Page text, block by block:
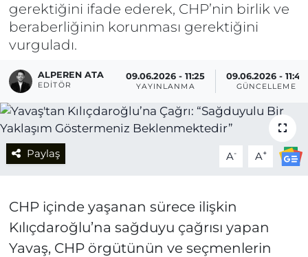
gerektiğini ifade ederek, CHP’nin birlik ve
beraberliğinin korunması gerektiğini
vurguladı.
ALPEREN ATA
EDITÖR
09.06.2026 - 11:25
YAYINLANMA
09.06.2026 - 11:45
GÜNCELLEME
Paylaş A- A+
CHP içinde yaşanan sürece ilişkin
Kılıçdaroğlu’na sağduyu çağrısı yapan
Yavaş, CHP örgütünün ve seçmenlerin